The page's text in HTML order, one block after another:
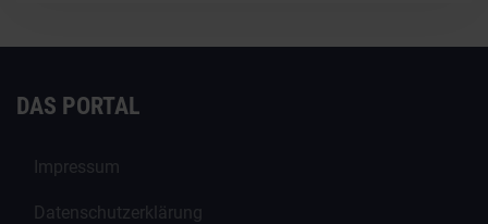
DAS PORTAL
Impressum
Datenschutzerklärung